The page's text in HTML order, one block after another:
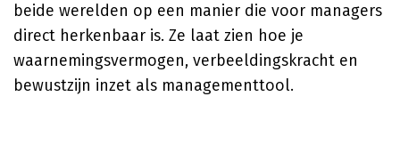
beide werelden op een manier die voor managers
direct herkenbaar is. Ze laat zien hoe je
waarnemingsvermogen, verbeeldingskracht en
bewustzijn inzet als managementtool.